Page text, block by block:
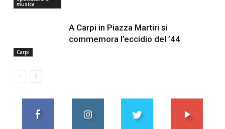
musica
Carpi
A Carpi in Piazza Martiri si
commemora l’eccidio del ’44